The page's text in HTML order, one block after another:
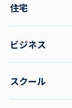
住宅
ビジネス
スクール